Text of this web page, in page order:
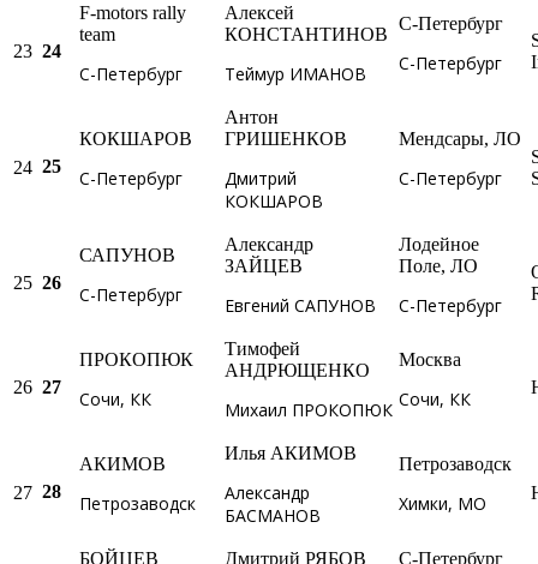
23 24
F-motors rally
team
С-Петербург
Алексей
КОНСТАНТИНОВ
Теймур ИМАНОВ
С-Петербург
С-Петербург
24 25
КОКШАРОВ
С-Петербург
Антон
ГРИШЕНКОВ
Дмитрий
КОКШАРОВ
Мендсары, ЛО
С-Петербург
25 26
САПУНОВ
С-Петербург
Александр
ЗАЙЦЕВ
Евгений САПУНОВ
Лодейное
Поле, ЛО
С-Петербург
26 27
ПРОКОПЮК
Сочи, КК
Тимофей
АНДРЮЩЕНКО
Михаил ПРОКОПЮК
Москва
Сочи, КК
27 28
АКИМОВ
Петрозаводск
Илья АКИМОВ
Александр
БАСМАНОВ
Петрозаводск
Химки, МО
БОЙЦЕВ Дмитрий РЯБОВ С-Петербург